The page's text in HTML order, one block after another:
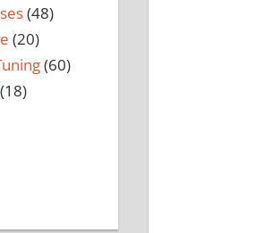
(48)
(20)
(60)
(18)